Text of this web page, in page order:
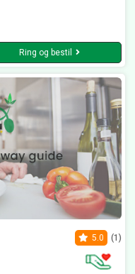
Ring og bestil
5.0 (1)